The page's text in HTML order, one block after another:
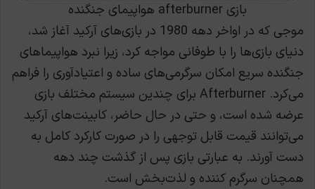
بازی afterburner هواپیمای جنگنده
موجی که در اواخر دهه 1980 در بازی‌های آرکید آغاز شد،
دنیای بازی‌ها را با طوفانی مواجه کرد، زیرا نبرد هواپیماهای
جنگنده سریع امکان سرگرمی‌های ساده و اعتیادآوری را فراهم
می‌کرد. Afterburner برای چندین سیستم مختلف بازی
عرضه شده است، و حتی در حال حاضر، کابینت‌های آرکید
می‌توانند قیمت قابل توجهی را در صورت کارکرد کامل به
دست آورند. به عبارتی بازی پس از گذشت چند دهه
همچنان سرگرم کننده و لذت‌بخش است.